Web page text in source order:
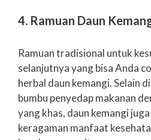
4. Ramuan Daun
Ramuan tradisional untuk
selanjutnya yang bisa Anda
herbal daun kemangi. Selain
bumbu penyedap makanan
yang khas, daun kemangi
keragaman manfaat